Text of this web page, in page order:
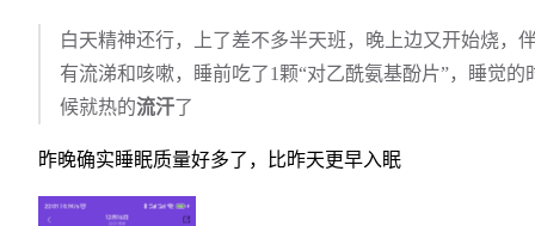
白天精神还行，上了差不多半天班，晚上边又开始烧，
有流涕和咳嗽，睡前吃了1颗“对乙酰氨基酚片”，睡觉的
候就热的流汗了
昨晚确实睡眠质量好多了，比昨天更早入眠